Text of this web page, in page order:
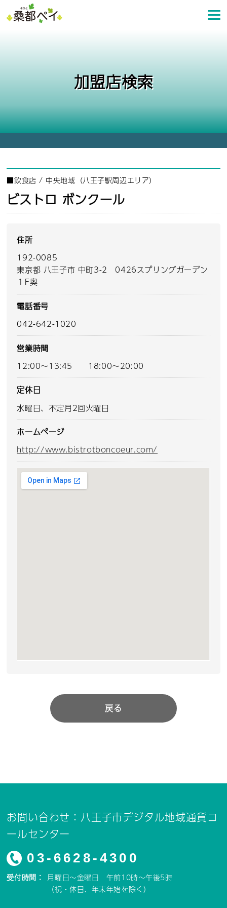
ン
プ
加盟店検索
■飲食店 / 中央地域（八王子駅周辺エリア）
ビストロ ボンクール
住所
192-0085
東京都 八王子市 中町3-2 0426スプリングガーデン
１F奥
電話番号
042-642-1020
営業時間
12:00～13:45 18:00～20:00
定休日
水曜日、不定月2回火曜日
ホームページ
http://www.bistrotboncoeur.com/
戻る
お問い合わせ：八王子市デジタル地域通貨コ
ールセンター
03-6628-4300
受付時間： 月曜日～金曜日 午前10時～午後5時
（祝・休日、年末年始を除く）